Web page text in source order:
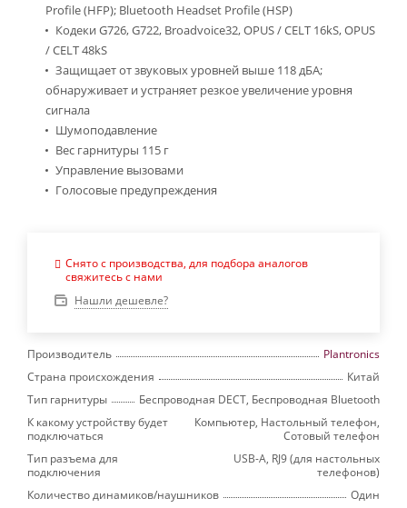
Profile (HFP); Bluetooth Headset Profile (HSP)
Кодеки G726, G722, Broadvoice32, OPUS / CELT 16kS, OPUS
/ CELT 48kS
Защищает от звуковых уровней выше 118 дБА;
обнаруживает и устраняет резкое увеличение уровня
сигнала
Шумоподавление
Вес гарнитуры 115 г
Управление вызовами
Голосовые предупреждения
Снято с производства, для подбора аналогов
свяжитесь с нами
Нашли дешевле?
Производитель
Plantronics
Страна происхождения
Китай
Тип гарнитуры
Беспроводная DECT, Беспроводная Bluetooth
К какому устройству будет
подключаться
Компьютер, Настольный телефон,
Сотовый телефон
Тип разъема для
подключения
USB-A, RJ9 (для настольных
телефонов)
Количество динамиков/наушников
Один